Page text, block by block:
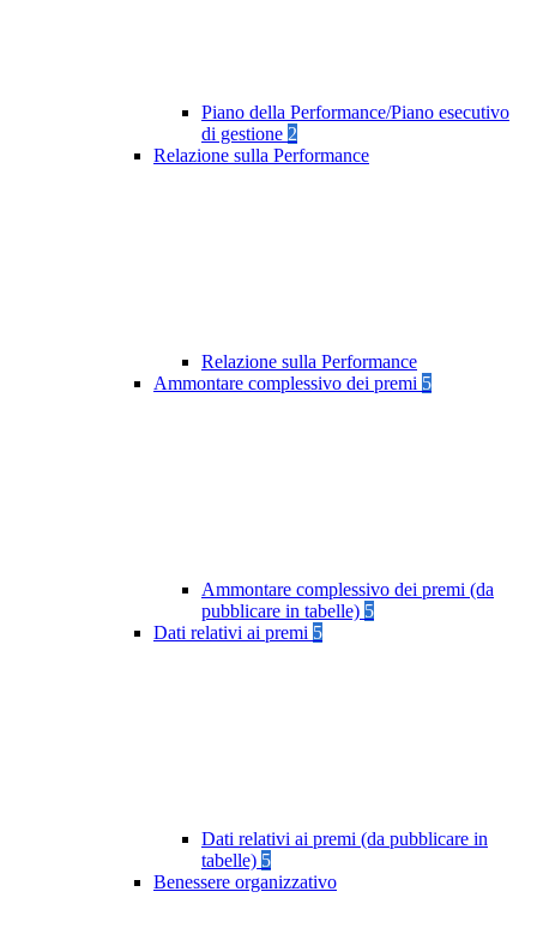
Piano della Performance/Piano esecutivo
di gestione 2
Relazione sulla Performance
Relazione sulla Performance
Ammontare complessivo dei premi 5
Ammontare complessivo dei premi (da
pubblicare in tabelle) 5
Dati relativi ai premi 5
Dati relativi ai premi (da pubblicare in
tabelle) 5
Benessere organizzativo